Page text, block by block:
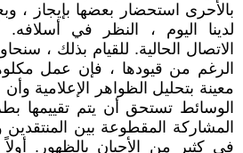
بالأحرى استحضار بعضها بإيجاز ،
لدينا اليوم ، النظر في
الاتصال الحالية. للقيام بذلك ،
الرغم من قيودها ، فإن عمل
معينة بتحليل الظواهر الإعلامية
الوسائط تستحق أن يتم تقييمها
المشاركة المقطوعة بين المنتقدين
في كثير من الأحيان بالظهور.